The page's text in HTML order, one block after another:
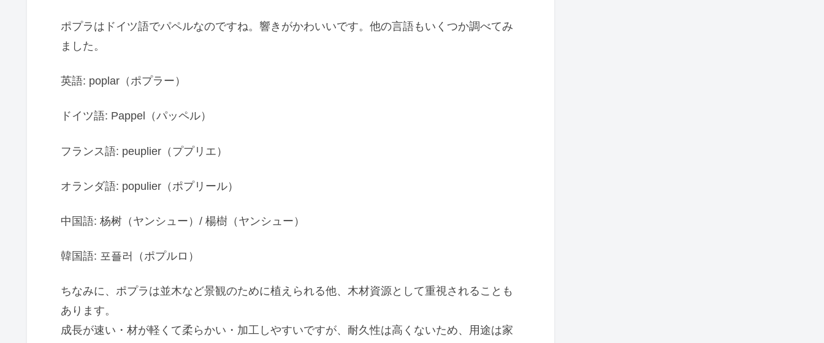
ポプラはドイツ語でパペルなのですね。響きがかわいいです。他の言語もいくつか調べてみ
ました。
英語: poplar（ポプラー）
ドイツ語: Pappel（パッペル）
フランス語: peuplier（ププリエ）
オランダ語: populier（ポプリール）
中国語: 杨树（ヤンシュー）/ 楊樹（ヤンシュー）
韓国語: 포플러（ポプルロ）
ちなみに、ポプラは並木など景観のために植えられる他、木材資源として重視されることも
あります。
成長が速い・材が軽くて柔らかい・加工しやすいですが、耐久性は高くないため、用途は家